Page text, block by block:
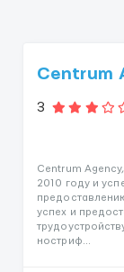
Centrum
3
Centrum
2010 году и
успех и
ностриф...